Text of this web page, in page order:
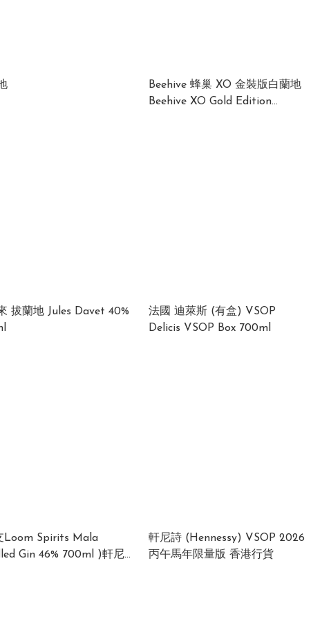
Beehive 蜂巢 XO 金裝版白蘭地
Beehive XO Gold Edition
拔蘭地 Jules Davet 40%
法國 迪萊斯 (有盒) VSOP
Delicis VSOP Box 700ml
Loom Spirits Mala
Gin 46% 700ml )軒尼
軒尼詩 (Hennessy) VSOP 2026
丙午馬年限量版 香港行貨